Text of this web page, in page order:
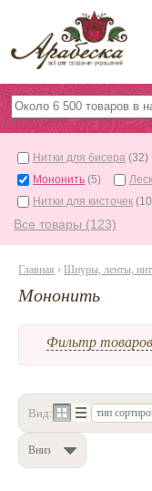
Бусины,
Бисер
Вышивка
Фурнитура
Проволока
Эпоксидная
Шнуры,
По темам и
Бисер TOHO
Всё для
Нитки для бисера (32)
Мононить (5)
Нитки для кисточек
Все товары (123)
Главная › Шнуры, ленты,
Мононить
Фильтр товаров
Вид: тип
Вниз